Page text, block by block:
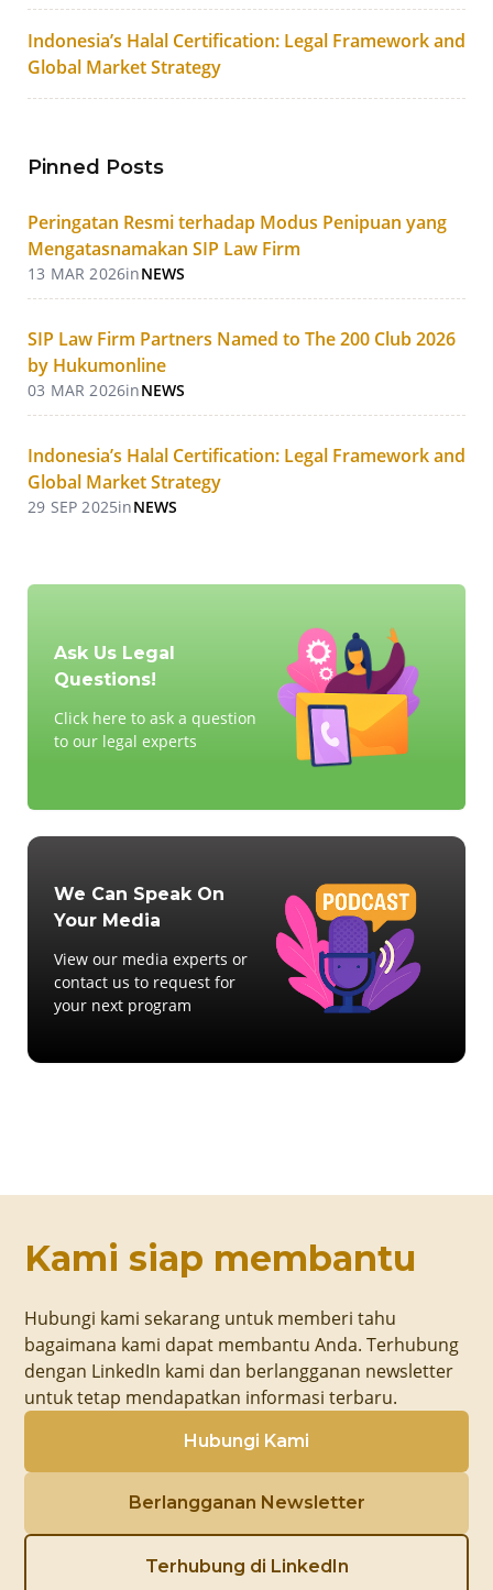
Indonesia’s Halal Certification: Legal Framework and
Global Market Strategy
Pinned Posts
Peringatan Resmi terhadap Modus Penipuan yang
Mengatasnamakan SIP Law Firm
13 MAR 2026inNEWS
SIP Law Firm Partners Named to The 200 Club 2026
by Hukumonline
03 MAR 2026inNEWS
Indonesia’s Halal Certification: Legal Framework and
Global Market Strategy
29 SEP 2025inNEWS
Ask Us Legal
Questions!
Click here to ask a question
to our legal experts
We Can Speak On
Your Media
View our media experts or
contact us to request for
your next program
Kami siap membantu
Hubungi kami sekarang untuk memberi tahu
bagaimana kami dapat membantu Anda. Terhubung
dengan LinkedIn kami dan berlangganan newsletter
untuk tetap mendapatkan informasi terbaru.
Hubungi Kami
Berlangganan Newsletter
Terhubung di LinkedIn